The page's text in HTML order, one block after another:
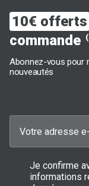
10€ offerts
commande
Abonnez-vous pour
nouveautés
Je confirme
informations